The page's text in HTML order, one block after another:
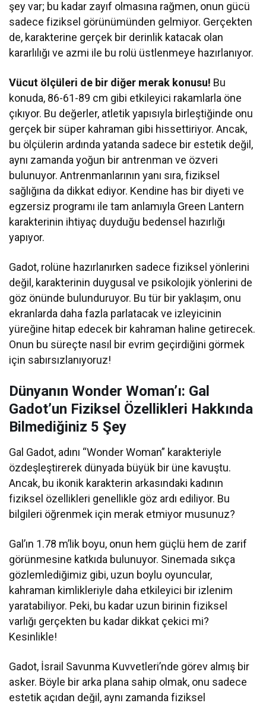
şey var; bu kadar zayıf olmasına rağmen, onun gücü
sadece fiziksel görünümünden gelmiyor. Gerçekten
de, karakterine gerçek bir derinlik katacak olan
kararlılığı ve azmi ile bu rolü üstlenmeye hazırlanıyor.
Vücut ölçüleri de bir diğer merak konusu! Bu
konuda, 86-61-89 cm gibi etkileyici rakamlarla öne
çıkıyor. Bu değerler, atletik yapısıyla birleştiğinde onu
gerçek bir süper kahraman gibi hissettiriyor. Ancak,
bu ölçülerin ardında yatanda sadece bir estetik değil,
aynı zamanda yoğun bir antrenman ve özveri
bulunuyor. Antrenmanlarının yanı sıra, fiziksel
sağlığına da dikkat ediyor. Kendine has bir diyeti ve
egzersiz programı ile tam anlamıyla Green Lantern
karakterinin ihtiyaç duyduğu bedensel hazırlığı
yapıyor.
Gadot, rolüne hazırlanırken sadece fiziksel yönlerini
değil, karakterinin duygusal ve psikolojik yönlerini de
göz önünde bulunduruyor. Bu tür bir yaklaşım, onu
ekranlarda daha fazla parlatacak ve izleyicinin
yüreğine hitap edecek bir kahraman haline getirecek.
Onun bu süreçte nasıl bir evrim geçirdiğini görmek
için sabırsızlanıyoruz!
Dünyanın Wonder Woman’ı: Gal
Gadot’un Fiziksel Özellikleri Hakkında
Bilmediğiniz 5 Şey
Gal Gadot, adını “Wonder Woman” karakteriyle
özdeşleştirerek dünyada büyük bir üne kavuştu.
Ancak, bu ikonik karakterin arkasındaki kadının
fiziksel özellikleri genellikle göz ardı ediliyor. Bu
bilgileri öğrenmek için merak etmiyor musunuz?
Gal’ın 1.78 m’lik boyu, onun hem güçlü hem de zarif
görünmesine katkıda bulunuyor. Sinemada sıkça
gözlemlediğimiz gibi, uzun boylu oyuncular,
kahraman kimlikleriyle daha etkileyici bir izlenim
yaratabiliyor. Peki, bu kadar uzun birinin fiziksel
varlığı gerçekten bu kadar dikkat çekici mi?
Kesinlikle!
Gadot, İsrail Savunma Kuvvetleri’nde görev almış bir
asker. Böyle bir arka plana sahip olmak, onu sadece
estetik açıdan değil, aynı zamanda fiziksel